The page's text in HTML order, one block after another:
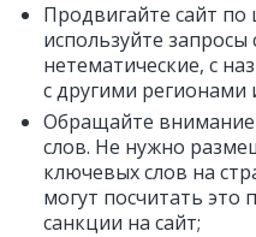
Продвигайте сайт
используйте запросы
нетематические, с
с другими регионами
Обращайте
слов. Не нужно
ключевых слов на
могут посчитать
санкции на сайт;